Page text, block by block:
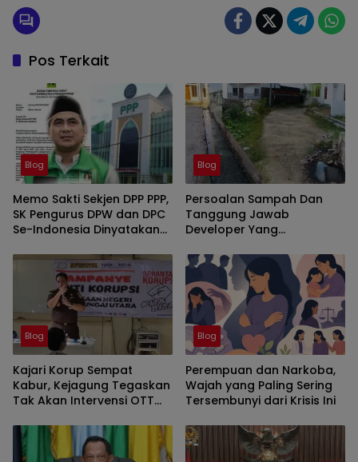
Pos Terkait
Blog
Memo Sakti Sekjen DPP PPP,
SK Pengurus DPW dan DPC
Se-Indonesia Dinyatakan
Blog
Persoalan Sampah Dan
Tanggung Jawab
Developer Yang
Kelayakan Perumahan Di
Kabupaten Gorontalo
Blog
Kajari Korup Sempat
Kabur, Kejagung Tegaskan
Tak Akan Intervensi OTT
Blog
Perempuan dan Narkoba,
Wajah yang Paling Sering
Tersembunyi dari Krisis Ini